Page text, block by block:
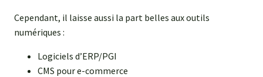
Cependant, il laisse aussi la part belles aux outils
numériques :
Logiciels d’ERP/PGI
CMS pour e-commerce